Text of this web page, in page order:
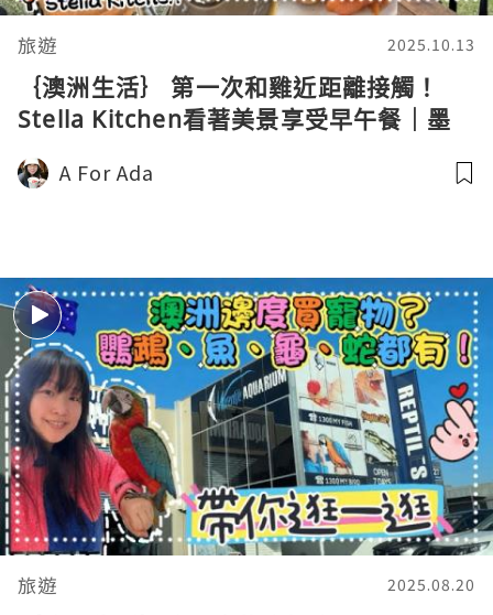
旅遊 2025.10.13
｛澳洲生活｝ 第一次和雞近距離接觸！
Stella Kitchen看著美景享受早午餐｜墨
爾本生活Vlog
A For Ada
旅遊 2025.08.20